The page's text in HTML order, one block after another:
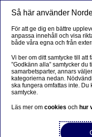
Så här använder
För att ge dig en bättre
anpassa innehåll och visa
både våra egna och från
Vi ber om ditt samtycke till att
”Godkänn alla” samtycker
samarbetsparter, annars
kategorierna nedan.
ska fungera omfattas inte.
samtycke.
Läs mer omcookiesoch hur